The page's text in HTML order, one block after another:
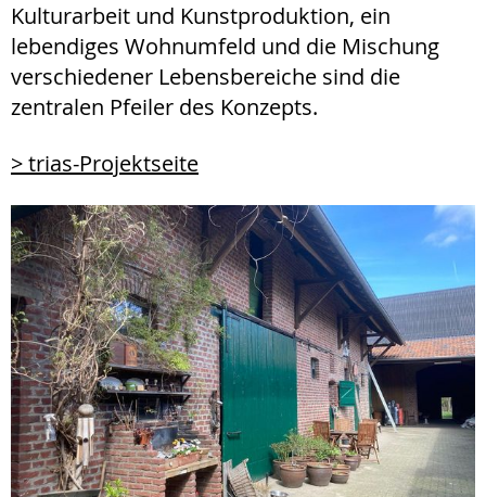
Kulturarbeit und Kunstproduktion, ein
lebendiges Wohnumfeld und die Mischung
verschiedener Lebensbereiche sind die
zentralen Pfeiler des Konzepts.
> trias-Projektseite